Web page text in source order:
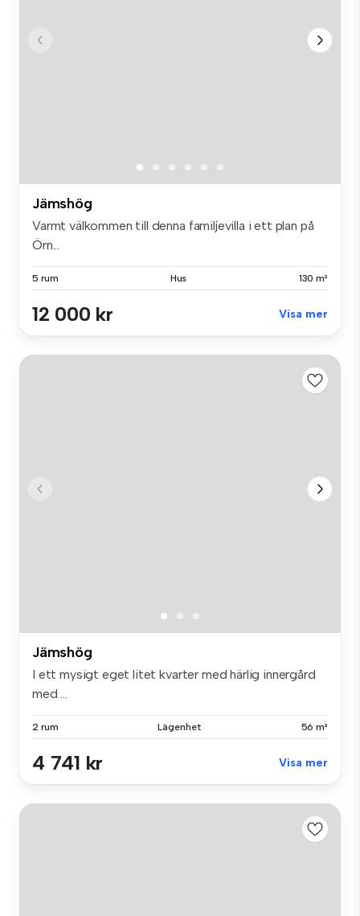
Jämshög
Varmt välkommen till denna familjevilla i ett plan på
Örn...
5 rum Hus 130 m²
12 000 kr Visa mer
Jämshög
I ett mysigt eget litet kvarter med härlig innergård
med ...
2 rum Lägenhet 56 m²
4 741 kr Visa mer